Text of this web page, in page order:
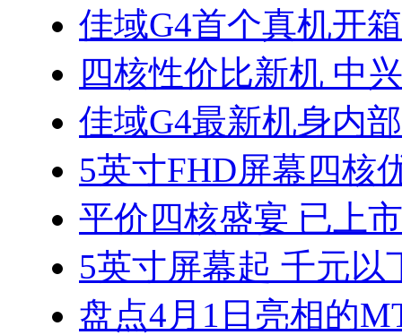
佳域G4首个真机开
四核性价比新机 中
佳域G4最新机身内
5英寸FHD屏幕四核
平价四核盛宴 已上
5英寸屏幕起 千元以
盘点4月1日亮相的